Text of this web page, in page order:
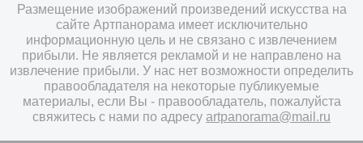
Размещение изображений произведений искусства на
сайте Артпанорама имеет исключительно
информационную цель и не связано с извлечением
прибыли. Не является рекламой и не направлено на
извлечение прибыли. У нас нет возможности определить
правообладателя на некоторые публикуемые
материалы, если Вы - правообладатель, пожалуйста
свяжитесь с нами по адресу artpanorama@mail.ru